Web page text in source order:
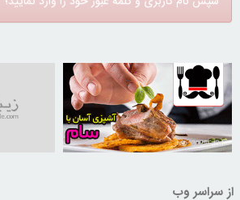
30256434
از سراسر وب